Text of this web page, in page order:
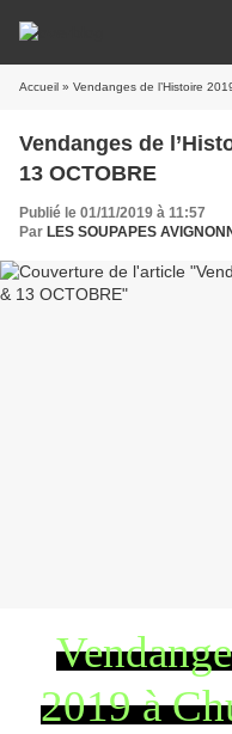
Accueil » Vendanges de l’Histoire
Vendanges de
13 OCTOBRE
Publié le 01/11/2019 à 11:57
Par LES SOUPAPES
2019 à